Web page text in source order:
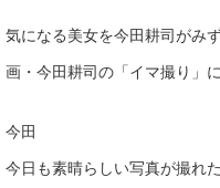
気になる美女を今田耕司がみ
画・今田耕司の「イマ撮り」
今田
今日も素晴らしい写真が撮れ